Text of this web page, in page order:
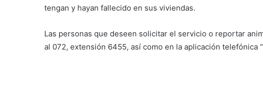
tengan y hayan fallecido en sus viviendas.
Las personas que deseen solicitar el servicio o reportar
al 072, extensión 6455, así como en la aplicación telefónica